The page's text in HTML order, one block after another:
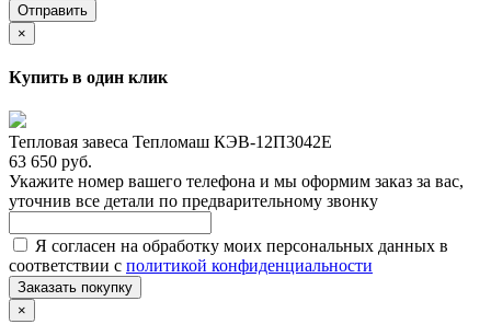
Отправить
×
Купить в один клик
Тепловая завеса Тепломаш КЭВ-12П3042Е
63 650 руб.
Укажите номер вашего телефона и мы оформим заказ за вас,
уточнив все детали по предварительному звонку
Я согласен на обработку моих персональных данных в
соответствии с политикой конфиденциальности
Заказать покупку
×